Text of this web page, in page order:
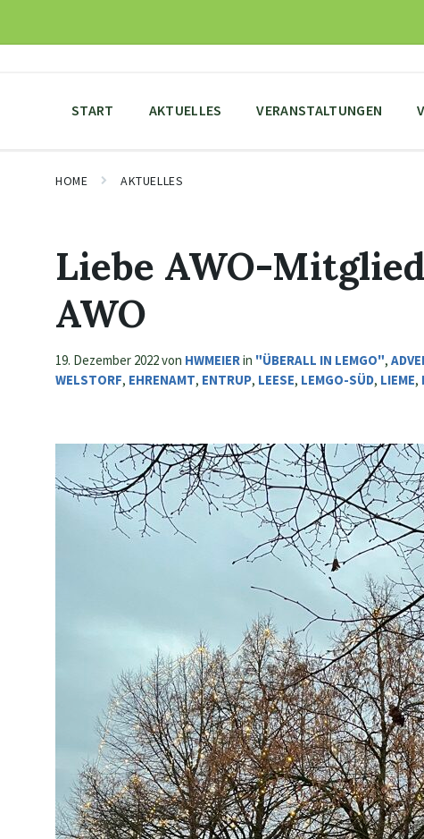
content
main
footer
START AKTUELLES VERANSTALTUNGEN
HOME AKTUELLES
Liebe AWO-
AWO
19. Dezember 2022von HWMEIERin "ÜBERALL IN LEMGO",
WELSTORF, EHRENAMT, ENTRUP, LEESE, LEMGO-SÜD, LIEME,